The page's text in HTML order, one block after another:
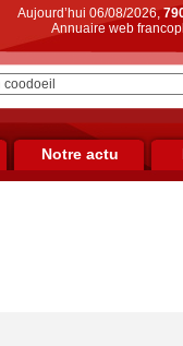
Aujourd’hui 06/08/2026,
Annuaire web
Notre actu